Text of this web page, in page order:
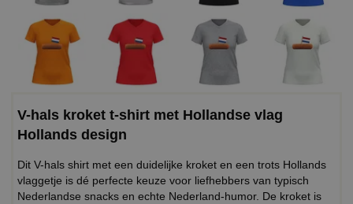
V-hals kroket t-shirt met Hollandse vlag
Hollands design
Dit V-hals shirt met een duidelijke kroket en een trots Hollands
vlaggetje is dé perfecte keuze voor liefhebbers van typisch
Nederlandse snacks en echte Nederland-humor. De kroket is